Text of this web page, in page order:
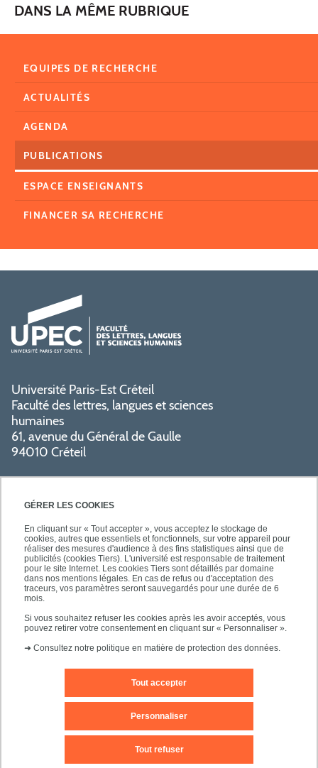
GÉRER LES COOKIES
En cliquant sur « Tout accepter », vous acceptez le stockage de
cookies, autres que essentiels et fonctionnels, sur votre appareil pour
réaliser des mesures d'audience à des fins statistiques ainsi que de
publicités (cookies Tiers). L'université est responsable de traitement
pour le site Internet. Les cookies Tiers sont détaillés par domaine
dans nos mentions légales. En cas de refus ou d'acceptation des
traceurs, vos paramètres seront sauvegardés pour une durée de 6
mois.
Si vous souhaitez refuser les cookies après les avoir acceptés, vous
pouvez retirer votre consentement en cliquant sur « Personnaliser ».
➜ Consultez notre politique en matière de protection des données.
Tout accepter
Tout refuser
Personnaliser
DANS LA MÊME RUBRIQUE
EQUIPES DE RECHERCHE
ACTUALITÉS
AGENDA
PUBLICATIONS
ESPACE ENSEIGNANTS
FINANCER SA RECHERCHE
Université Paris-Est Créteil
Faculté des lettres, langues et sciences
humaines
61, avenue du Général de Gaulle
94010 Créteil
PRATIQUE
NOS FORMATIONS
Nous contacter
Plans d'accès Plan du site